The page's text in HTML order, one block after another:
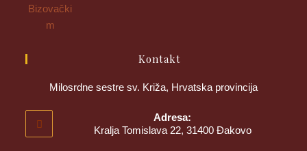
Kontakt
Milosrdne sestre sv. Križa, Hrvatska provincija
Adresa:
Kralja Tomislava 22, 31400 Đakovo